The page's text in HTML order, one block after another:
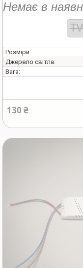
Немає в
Розміри:
Джерело світла:
Вага:
130 ₴